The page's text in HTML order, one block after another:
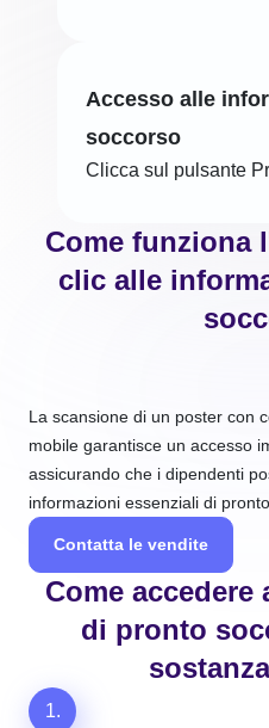
Accesso alle
soccorso
Clicca sul pulsante
Come funziona
clic alle
La scansione di un poster con
mobile garantisce un accesso
assicurando che i dipendenti
informazioni essenziali di
Contatta le vendite
Come
di pronto
1.